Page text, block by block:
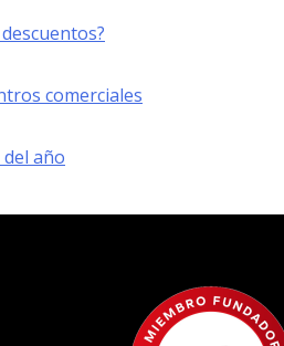
comerciales
año